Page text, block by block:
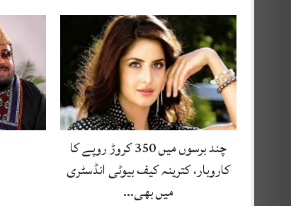
چند برسوں میں 350 کروڑ روپے کا
کاروبار، کترینہ کیف بیوٹی انڈسٹری
میں بھی…